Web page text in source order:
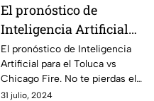
El pronóstico de
Inteligencia Artificial
para el Toluca vs
Chicago Fire | Summer
Show
El pronóstico de Inteligencia
Artificial para el Toluca vs
Chicago Fire. No te pierdas el
Summer Show de lunes a
31 julio, 2024